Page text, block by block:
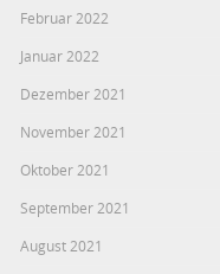
Februar 2022
Januar 2022
Dezember 2021
November 2021
Oktober 2021
September 2021
August 2021